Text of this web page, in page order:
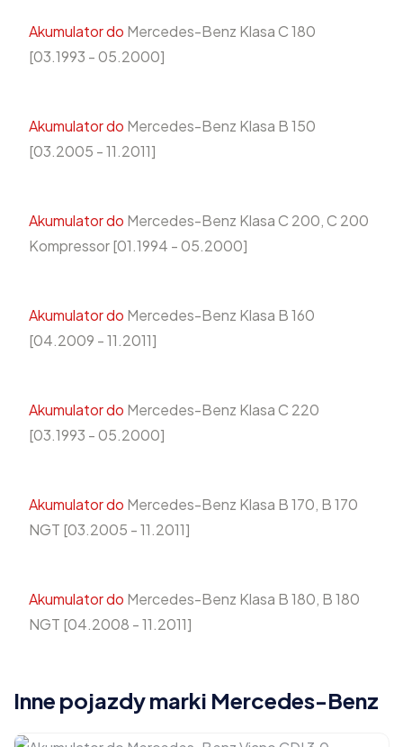
Akumulator do Mercedes-Benz Klasa C 180
[03.1993 - 05.2000]
Akumulator do Mercedes-Benz Klasa B 150
[03.2005 - 11.2011]
Akumulator do Mercedes-Benz Klasa C 200, C 200
Kompressor [01.1994 - 05.2000]
Akumulator do Mercedes-Benz Klasa B 160
[04.2009 - 11.2011]
Akumulator do Mercedes-Benz Klasa C 220
[03.1993 - 05.2000]
Akumulator do Mercedes-Benz Klasa B 170, B 170
NGT [03.2005 - 11.2011]
Akumulator do Mercedes-Benz Klasa B 180, B 180
NGT [04.2008 - 11.2011]
Inne pojazdy marki Mercedes-Benz